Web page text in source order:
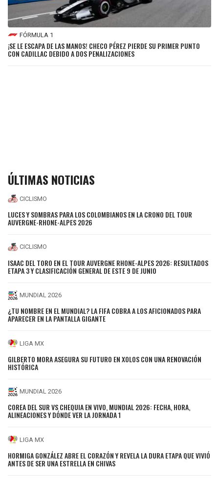
FÓRMULA 1
¡SE LE ESCAPA DE LAS MANOS! CHECO PÉREZ PIERDE SU PRIMER PUNTO
CON CADILLAC DEBIDO A DOS PENALIZACIONES
ÚLTIMAS NOTICIAS
CICLISMO
LUCES Y SOMBRAS PARA LOS COLOMBIANOS EN LA CRONO DEL TOUR
AUVERGNE-RHONE-ALPES 2026
CICLISMO
ISAAC DEL TORO EN EL TOUR AUVERGNE RHONE-ALPES 2026: RESULTADOS
ETAPA 3 Y CLASIFICACIÓN GENERAL DE ESTE 9 DE JUNIO
MUNDIAL 2026
¿TU NOMBRE EN EL MUNDIAL? LA FIFA COBRA A LOS AFICIONADOS PARA
APARECER EN LA PANTALLA GIGANTE
LIGA MX
GILBERTO MORA ASEGURA SU FUTURO EN XOLOS CON UNA RENOVACIÓN
HISTÓRICA
MUNDIAL 2026
COREA DEL SUR VS CHEQUIA EN VIVO, MUNDIAL 2026: FECHA, HORA,
ALINEACIONES Y DÓNDE VER LA JORNADA 1
LIGA MX
HORMIGA GONZÁLEZ ABRE EL CORAZÓN Y REVELA LA DURA ETAPA QUE VIVIÓ
ANTES DE SER UNA ESTRELLA EN CHIVAS